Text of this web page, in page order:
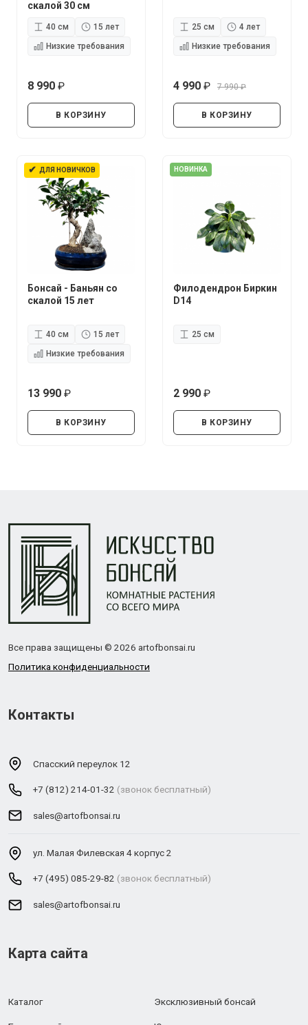
скалой 30 см
40 см
15 лет
Низкие требования
8 990
В КОРЗИНУ
25 см
4 лет
Низкие требования
4 990
7 990
В КОРЗИНУ
✔ ДЛЯ НОВИЧКОВ
Бонсай - Баньян со
скалой 15 лет
40 см
15 лет
Низкие требования
13 990
В КОРЗИНУ
НОВИНКА
Филодендрон Биркин
D14
25 см
2 990
В КОРЗИНУ
Все права защищены © 2026 artofbonsai.ru
Политика конфиденциальности
Контакты
Спасский переулок 12
+7 (812) 214-01-32 (звонок бесплатный)
sales@artofbonsai.ru
ул. Малая Филевская 4 корпус 2
+7 (495) 085-29-82 (звонок бесплатный)
sales@artofbonsai.ru
Карта сайта
Каталог Эксклюзивный бонсай